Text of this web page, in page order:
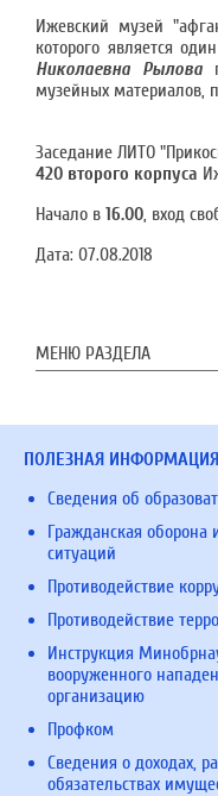
Ижевский музей
которого является
Николаевна Рылова
музейных материалов,
Заседание ЛИТО
420 второго корпуса
Начало в 16.00, вход
Дата: 07.08.2018
МЕНЮ РАЗДЕЛА
ПОЛЕЗНАЯ ИНФОРМАЦИЯ
Сведения об
Гражданская оборона
ситуаций
Противодействие
Противодействие
Инструкция
вооруженного
организацию
Профком
Сведения о доходах,
обязательствах